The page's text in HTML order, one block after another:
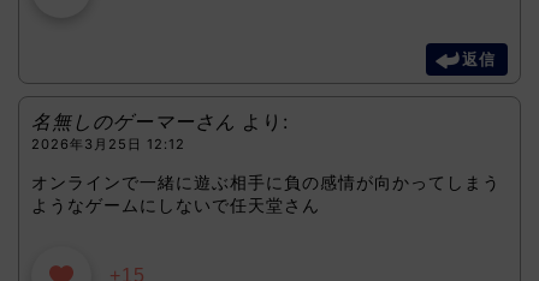
返信
名無しのゲーマーさん より:
2026年3月25日 12:12
オンラインで一緒に遊ぶ相手に負の感情が向かってしまう
ようなゲームにしないで任天堂さん
+15